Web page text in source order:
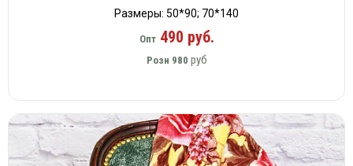
Размеры: 50*90; 70*140
Опт490 руб.
Розн 980 руб